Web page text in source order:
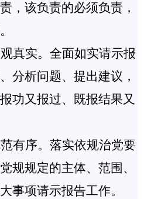
，该负责的必须负责，
观真实。全面如实请示报
分析问题、提出建议，
功又报过、既报结果又
范有序。落实依规治党要
规规定的主体、范围、
事项请示报告工作。